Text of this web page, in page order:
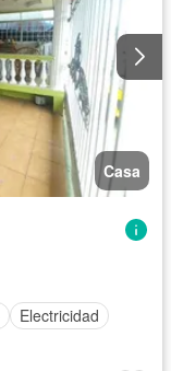
Casa
Electricidad